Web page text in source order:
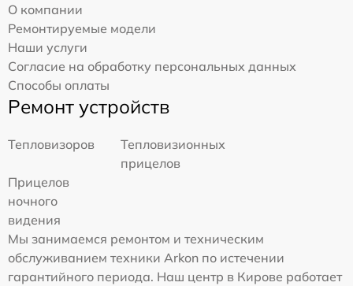
О компании
Ремонтируемые модели
Наши услуги
Согласие на обработку персональных данных
Способы оплаты
Ремонт устройств
Тепловизоров
Тепловизионных
прицелов
Прицелов
ночного
видения
Мы занимаемся ремонтом и техническим
обслуживанием техники Arkon по истечении
гарантийного периода. Наш центр в Кирове работает